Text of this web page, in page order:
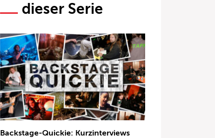
dieser Serie
Backstage-Quickie: Kurzinterviews